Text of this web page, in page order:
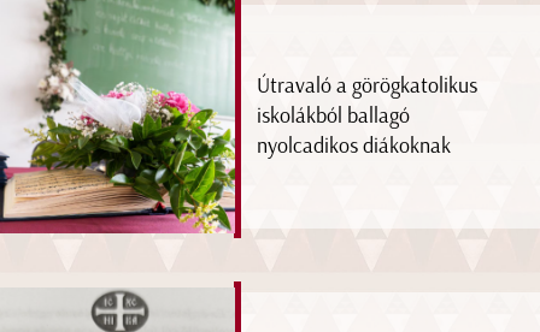
Útravaló a görögkatolikus
iskolákból ballagó
nyolcadikos diákoknak